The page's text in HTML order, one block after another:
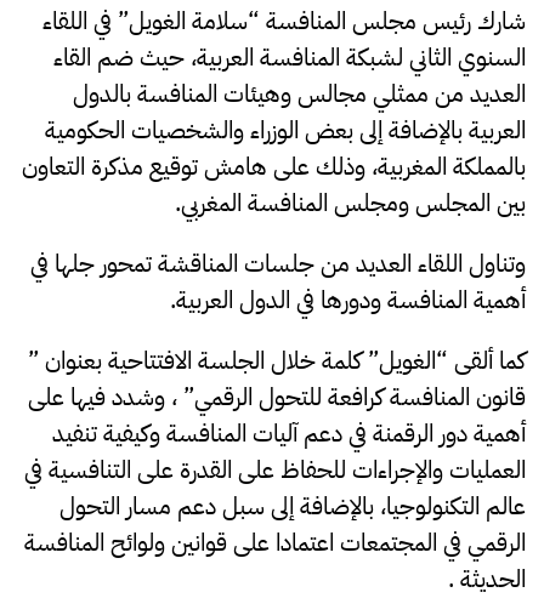
شارك رئيس مجلس المنافسة “سلامة الغويل” في اللقاء
السنوي الثاني لشبكة المنافسة العربية، حيث ضم القاء
العديد من ممثلي مجالس وهيئات المنافسة بالدول
العربية بالإضافة إلى بعض الوزراء والشخصيات الحكومية
بالمملكة المغربية، وذلك على هامش توقيع مذكرة التعاون
بين المجلس ومجلس المنافسة المغربي.
وتناول اللقاء العديد من جلسات المناقشة تمحور جلها في
أهمية المنافسة ودورها في الدول العربية.
كما ألقى “الغويل” كلمة خلال الجلسة الافتتاحية بعنوان ”
قانون المنافسة كرافعة للتحول الرقمي” ، وشدد فيها على
أهمية دور الرقمنة في دعم آليات المنافسة وكيفية تنفيد
العمليات والإجراءات للحفاظ على القدرة على التنافسية في
عالم التكنولوجيا، بالإضافة إلى سبل دعم مسار التحول
الرقمي في المجتمعات اعتمادا على قوانين ولوائح المنافسة
الحديثة .